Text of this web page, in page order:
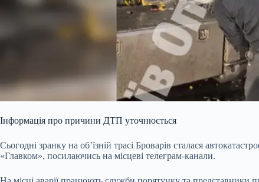
Інформація про причини ДТП уточнюється
Сьогодні зранку на об’їзній трасі Броварів сталася
«Главком», посилаючись на місцеві телеграм-канали.